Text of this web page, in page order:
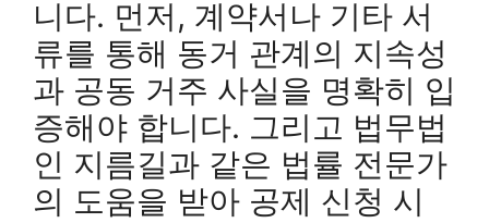
니다. 먼저, 계약서나 기타 서
류를 통해 동거 관계의 지속성
과 공동 거주 사실을 명확히 입
증해야 합니다. 그리고 법무법
인 지름길과 같은 법률 전문가
의 도움을 받아 공제 신청 시